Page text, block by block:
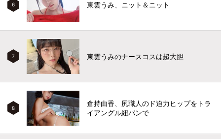
6 東雲うみ、ニット＆ニット
7 東雲うみのナースコスは超大胆
8
倉持由香、尻職人のド迫力ヒップをトラ
イアングル紐パンで